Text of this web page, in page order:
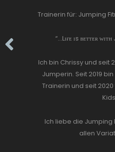
Trainerin für: Jumping
“…Lɪғᴇ ɪs ʙᴇᴛᴛᴇʀ
Ich bin Chrissy und seit
Jumperin. Seit 2019
Trainerin und seit
Ich liebe die Jumping
allen